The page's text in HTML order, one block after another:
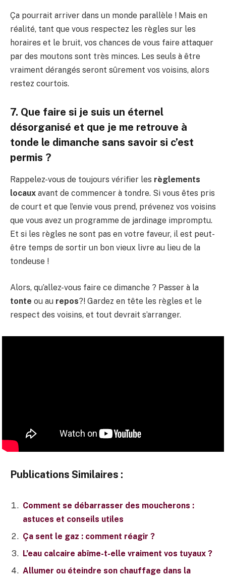
Ça pourrait arriver dans un monde parallèle ! Mais en
réalité, tant que vous respectez les règles sur les
horaires et le bruit, vos chances de vous faire attaquer
par des moutons sont très minces. Les seuls à être
vraiment dérangés seront sûrement vos voisins, alors
restez courtois.
7. Que faire si je suis un éternel
désorganisé et que je me retrouve à
tonde le dimanche sans savoir si c’est
permis ?
Rappelez-vous de toujours vérifier les règlements
locaux avant de commencer à tondre. Si vous êtes pris
de court et que l’envie vous prend, prévenez vos voisins
que vous avez un programme de jardinage impromptu.
Et si les règles ne sont pas en votre faveur, il est peut-
être temps de sortir un bon vieux livre au lieu de la
tondeuse !
Alors, qu’allez-vous faire ce dimanche ? Passer à la
tonte ou au repos?! Gardez en tête les règles et le
respect des voisins, et tout devrait s’arranger.
Publications Similaires :
Comment se débarrasser des moucherons :
astuces et conseils utiles
Ça sent le gaz : comment réagir ?
L’eau calcaire abîme-t-elle vraiment vos tuyaux ?
Allumer ou éteindre son chauffage dans la